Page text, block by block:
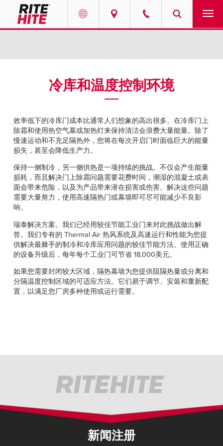
AMERICAS
Portuguese
EUROPE
English
Deutsch
Français
Italiano
Dutch
解决方案
走进瑞泰
新闻
资源中心
帮助
招贤纳士
查找销售代表
冷库和温度控制环境
效率低下的冷库门成本比通常人们想象的高出很多。在冷库门上
除霜和使用热空气幕或加热灯来保持清洁会浪费大量能量。除了
慢速运动和不充足隔热外，您将在每次开启门时面临巨大的能量
损失，甚至会降低生产力。
保持一侧制冷，另一侧供热是一项持续的挑战。不仅会产生能量
损耗，而且解决门上除霜问题需要花费时间，潮湿的混凝土或表
面会带来危险，以及为产品带来潜在损害或伤害。解决这些问题
需要大量努力，使用高速隔热门或幕墙即可尽可能减少不良影
响。
瑞泰解决方案。我们已经用较佳节能工业门来对此挑战做出解
答。我们专有的 Thermal Air 热风系统及高速运行和性能为您提
供解决最棘手的制冷和冷库应用问题的较佳节能方法。使用正确
的设备升级后，每年每个工业门可节省 18,000美元。
如果您需要封闭较大区域，隔热幕墙为您提供阻隔热量或分离和
分隔温度控制区域的可适应方法。它们易于调节、安装和重新配
置，以满足您厂房多种使用或运行需要。
新闻注册